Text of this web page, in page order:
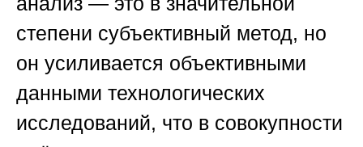
степени субъективный метод, но
он усиливается объективными
данными технологических
исследований, что в совокупности